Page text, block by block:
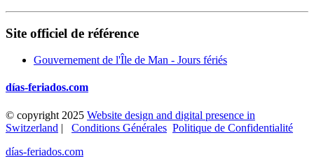
Site officiel de référence
Gouvernement de l'Île de Man - Jours fériés
días-feriados.com
© copyright 2025 Website design and digital presence in
Switzerland | Conditions Générales Politique de Confidentialité
días-feriados.com